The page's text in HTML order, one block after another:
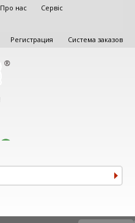
Про нас
Сервіс
Регистрация Система заказов